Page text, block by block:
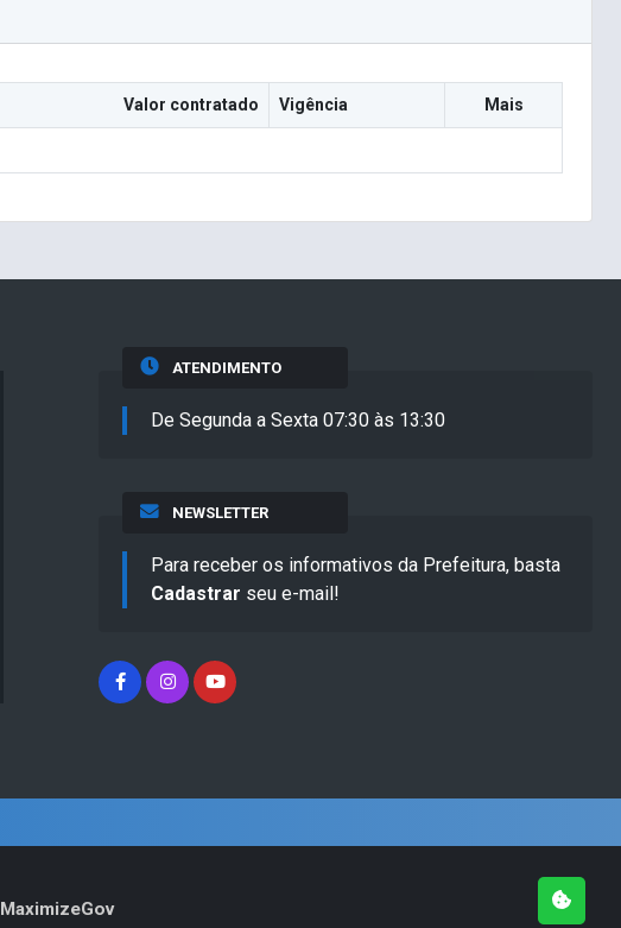
Valor contratado Vigência Mais
ATENDIMENTO
De Segunda a Sexta 07:30 às 13:30
NEWSLETTER
Para receber os informativos da Prefeitura, basta
Cadastrar seu e-mail!
MaximizeGov